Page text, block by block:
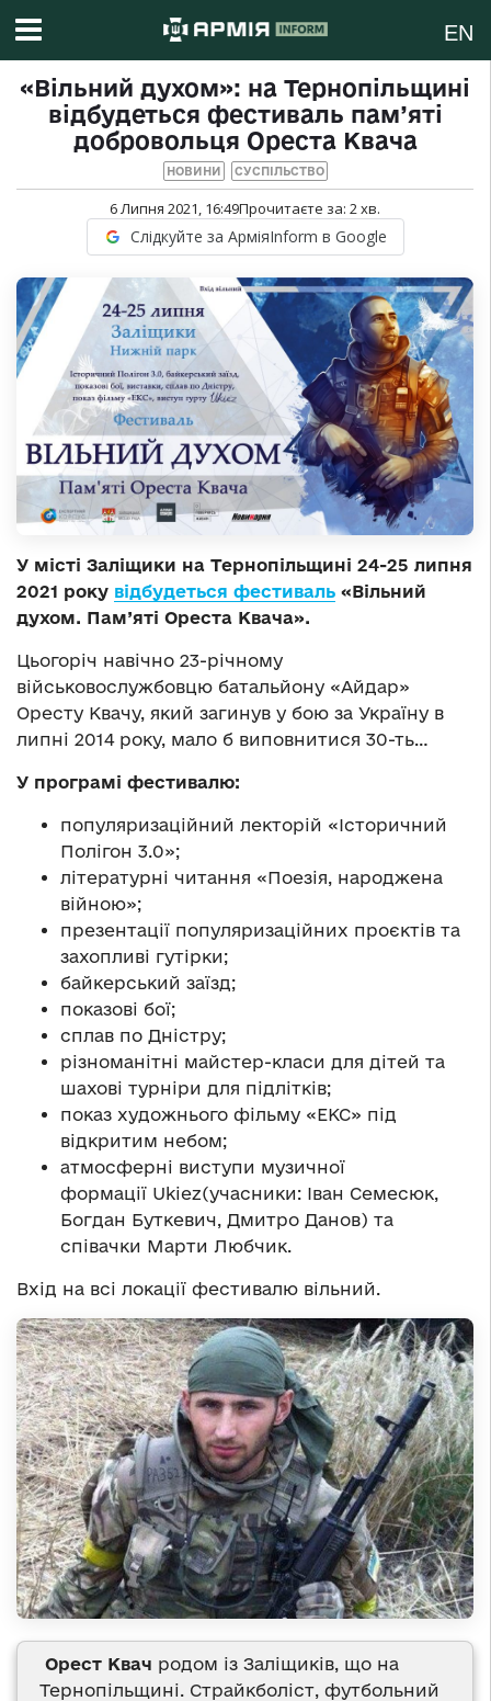
EN
«Вільний духом»: на Тернопільщині
відбудеться фестиваль пам’яті
добровольця Ореста Квача
НОВИНИ СУСПІЛЬСТВО
6 Липня 2021, 16:49Прочитаєте за: 2хв.
Слідкуйте за АрміяInform в Google
У місті Заліщики на Тернопільщині 24-25 липня
2021 року відбудеться фестиваль «Вільний
духом. Пам’яті Ореста Квача».
Цьогоріч навічно 23-річному
військовослужбовцю батальйону «Айдар»
Оресту Квачу, який загинув у бою за Україну в
липні 2014 року, мало б виповнитися 30-ть…
У програмі фестивалю:
популяризаційний лекторій «Історичний
Полігон 3.0»;
літературні читання «Поезія, народжена
війною»;
презентації популяризаційних проєктів та
захопливі гутірки;
байкерський заїзд;
показові бої;
сплав по Дністру;
різноманітні майстер-класи для дітей та
шахові турніри для підлітків;
показ художнього фільму «ЕКС» під
відкритим небом;
атмосферні виступи музичної
формації Ukiez(учасники: Іван Семесюк,
Богдан Буткевич, Дмитро Данов) та
співачки Марти Любчик.
Вхід на всі локації фестивалю вільний.
Орест Квач родом із Заліщиків, що на
Тернопільщині. Страйкболіст, футбольний